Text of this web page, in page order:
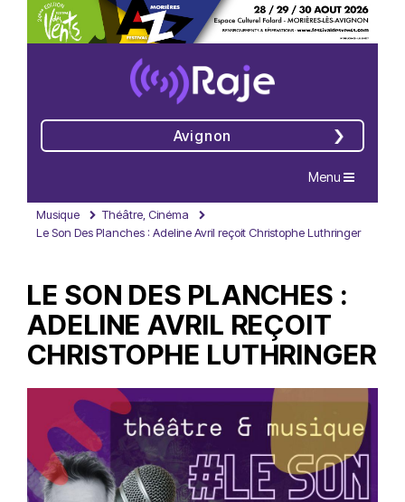
Avignon
Navigation
Menu
Musique
Théâtre, Cinéma
Le Son Des Planches : Adeline Avril reçoit Christophe Luthringer
LE SON DES PLANCHES :
ADELINE AVRIL REÇOIT
CHRISTOPHE LUTHRINGER